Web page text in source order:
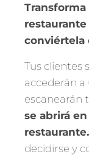
conviértela
Tus clientes
accederán a
escanearán
se abrirá
restaurante.
decidirse y